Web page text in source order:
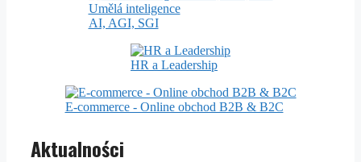
Umělá inteligence
AI, AGI, SGI
HR a Leadership
E-commerce - Online obchod B2B & B2C
Aktualności